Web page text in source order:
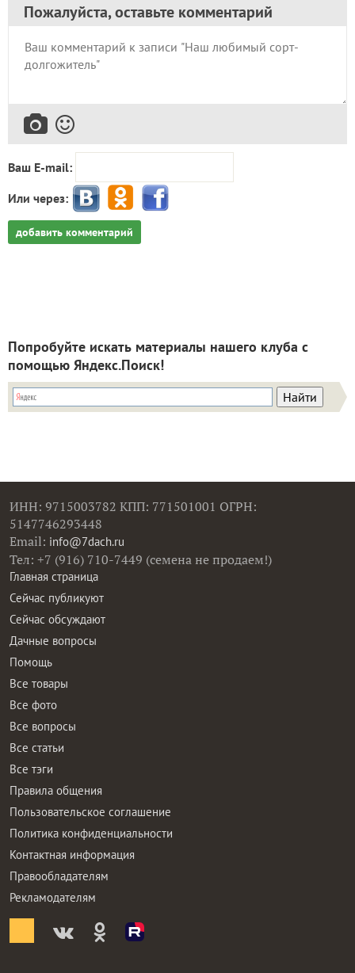
Пожалуйста, оставьте комментарий
Ваш E-mail:
Или через:
добавить комментарий
Попробуйте искать материалы нашего клуба с
помощью Яндекс.Поиск!
ИНН: 9715003782 КПП: 771501001 ОГРН:
5147746293448
Email: info@7dach.ru
Тел: +7 (916) 710-7449 (семена не продаем!)
Главная страница
Сейчас публикуют
Сейчас обсуждают
Дачные вопросы
Помощь
Все товары
Все фото
Все вопросы
Все статьи
Все тэги
Правила общения
Пользовательское соглашение
Политика конфиденциальности
Контактная информация
Правообладателям
Рекламодателям